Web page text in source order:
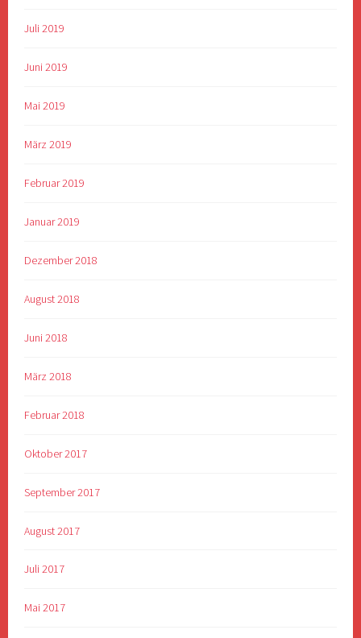
Juli 2019
Juni 2019
Mai 2019
März 2019
Februar 2019
Januar 2019
Dezember 2018
August 2018
Juni 2018
März 2018
Februar 2018
Oktober 2017
September 2017
August 2017
Juli 2017
Mai 2017